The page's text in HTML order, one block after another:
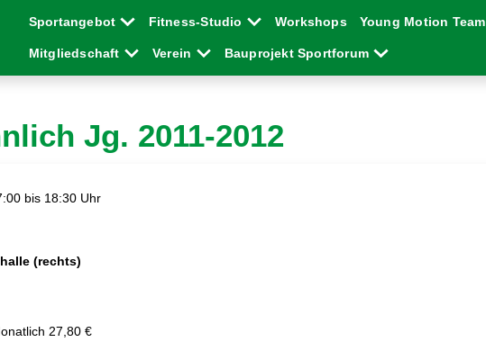
Sportangebot Fitness-Studio Workshops Young Motion Team
Mitgliedschaft Verein Bauprojekt Sportforum
Jg. 2011-2012
bis 18:30 Uhr
(rechts)
27,80 €